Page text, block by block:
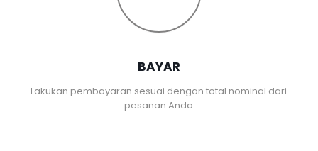
BAYAR
Lakukan pembayaran sesuai dengan total nominal dari
pesanan Anda